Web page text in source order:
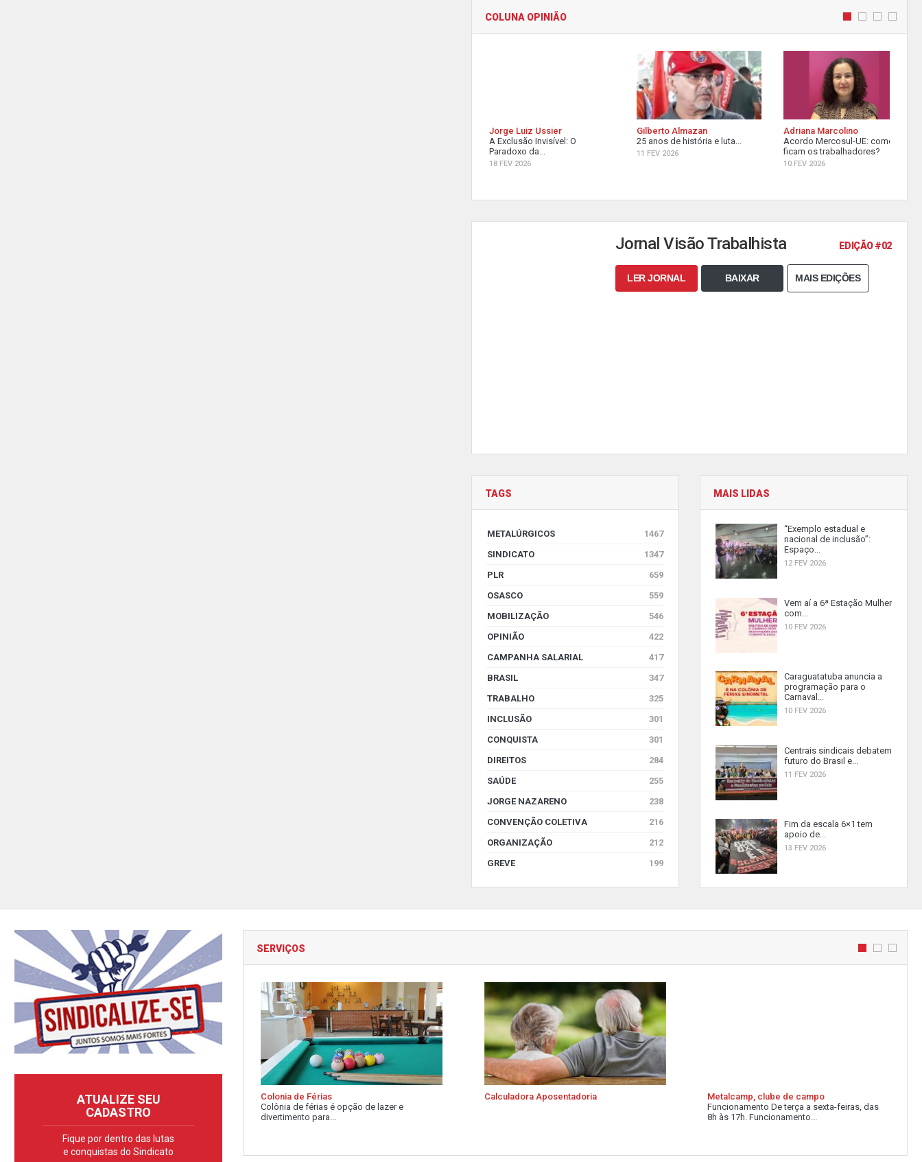
COLUNA OPINIÃO
Jorge Luiz Ussier
A Exclusão Invisível: O
Paradoxo da...
18 FEV 2026
Gilberto Almazan
25 anos de história e luta...
11 FEV 2026
Adriana Marcolino
Acordo Mercosul-UE: como
ficam os trabalhadores?
10 FEV 2026
Jornal Visão Trabalhista EDIÇÃO #02
LER JORNAL BAIXAR MAIS EDIÇÕES
TAGS
METALÚRGICOS
1467
SINDICATO
1347
PLR
659
OSASCO
559
MOBILIZAÇÃO
546
OPINIÃO
422
CAMPANHA SALARIAL
417
BRASIL
347
TRABALHO
325
INCLUSÃO
301
CONQUISTA
301
DIREITOS
284
SAÚDE
255
JORGE NAZARENO
238
CONVENÇÃO COLETIVA
216
ORGANIZAÇÃO
212
GREVE
199
MAIS LIDAS
“Exemplo estadual e
nacional de inclusão”:
Espaço...
12 FEV 2026
Vem aí a 6ª Estação Mulher
com...
10 FEV 2026
Caraguatatuba anuncia a
programação para o
Carnaval...
10 FEV 2026
Centrais sindicais debatem
futuro do Brasil e...
11 FEV 2026
Fim da escala 6×1 tem
apoio de...
13 FEV 2026
ATUALIZE SEU
CADASTRO
Fique por dentro das lutas
e conquistas do Sindicato
SERVIÇOS
Colonia de Férias
Colônia de férias é opção de lazer e
divertimento para...
Calculadora Aposentadoria
Metalcamp, clube de campo
Funcionamento De terça a sexta-feiras, das
8h às 17h. Funcionamento...